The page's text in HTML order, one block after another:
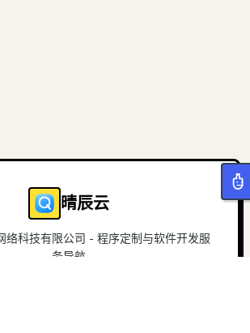
晴辰云
络科技有限公司 - 程序定制与软件开发服
务导航